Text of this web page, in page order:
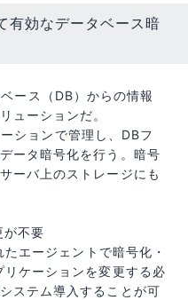
有効なデータベース暗
ース（DB）からの情報
ューションだ。
ションで管理し、DBフ
ータ暗号化を行う。暗号
ーバ上のストレージにも
不要
エージェントで暗号化・
ケーションを変更する必
ステム導入することが可